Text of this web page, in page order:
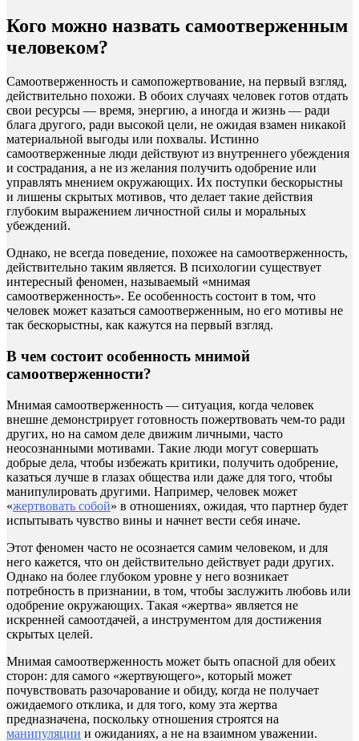
Кого можно назвать самоотверженным
человеком?
Самоотверженность и самопожертвование, на первый взгляд,
действительно похожи. В обоих случаях человек готов отдать
свои ресурсы — время, энергию, а иногда и жизнь — ради
блага другого, ради высокой цели, не ожидая взамен никакой
материальной выгоды или похвалы. Истинно
самоотверженные люди действуют из внутреннего убеждения
и сострадания, а не из желания получить одобрение или
управлять мнением окружающих. Их поступки бескорыстны
и лишены скрытых мотивов, что делает такие действия
глубоким выражением личностной силы и моральных
убеждений.
Однако, не всегда поведение, похожее на самоотверженность,
действительно таким является. В психологии существует
интересный феномен, называемый «мнимая
самоотверженность». Ее особенность состоит в том, что
человек может казаться самоотверженным, но его мотивы не
так бескорыстны, как кажутся на первый взгляд.
В чем состоит особенность мнимой
самоотверженности?
Мнимая самоотверженность — ситуация, когда человек
внешне демонстрирует готовность пожертвовать чем-то ради
других, но на самом деле движим личными, часто
неосознанными мотивами. Такие люди могут совершать
добрые дела, чтобы избежать критики, получить одобрение,
казаться лучше в глазах общества или даже для того, чтобы
манипулировать другими. Например, человек может
«жертвовать собой» в отношениях, ожидая, что партнер будет
испытывать чувство вины и начнет вести себя иначе.
Этот феномен часто не осознается самим человеком, и для
него кажется, что он действительно действует ради других.
Однако на более глубоком уровне у него возникает
потребность в признании, в том, чтобы заслужить любовь или
одобрение окружающих. Такая «жертва» является не
искренней самоотдачей, а инструментом для достижения
скрытых целей.
Мнимая самоотверженность может быть опасной для обеих
сторон: для самого «жертвующего», который может
почувствовать разочарование и обиду, когда не получает
ожидаемого отклика, и для того, кому эта жертва
предназначена, поскольку отношения строятся на
манипуляции и ожиданиях, а не на взаимном уважении.